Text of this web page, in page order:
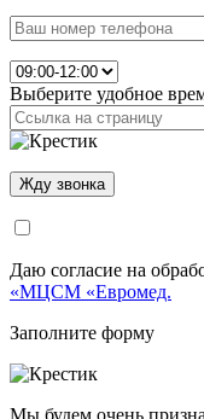
Выберите удобное
Даю согласие на
«МЦСМ «Евромед.
Заполните форму
Мы будем очень